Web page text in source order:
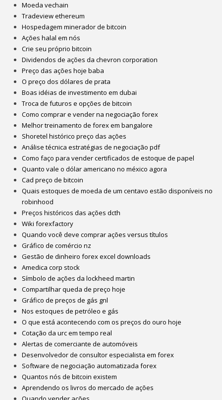
Moeda vechain
Tradeview ethereum
Hospedagem minerador de bitcoin
Ações halal em nós
Crie seu próprio bitcoin
Dividendos de ações da chevron corporation
Preço das ações hoje baba
O preço dos dólares de prata
Boas idéias de investimento em dubai
Troca de futuros e opções de bitcoin
Como comprar e vender na negociação forex
Melhor treinamento de forex em bangalore
Shoretel histórico preço das ações
Análise técnica estratégias de negociação pdf
Como faço para vender certificados de estoque de papel
Quanto vale o dólar americano no méxico agora
Cad preço de bitcoin
Quais estoques de moeda de um centavo estão disponíveis no
robinhood
Preços históricos das ações dcth
Wiki forexfactory
Quando você deve comprar ações versus títulos
Gráfico de comércio nz
Gestão de dinheiro forex excel downloads
Amedica corp stock
Símbolo de ações da lockheed martin
Compartilhar queda de preço hoje
Gráfico de preços de gás gnl
Nos estoques de petróleo e gás
O que está acontecendo com os preços do ouro hoje
Cotação da urc em tempo real
Alertas de comerciante de automóveis
Desenvolvedor de consultor especialista em forex
Software de negociação automatizada forex
Quantos nós de bitcoin existem
Aprendendo os livros do mercado de ações